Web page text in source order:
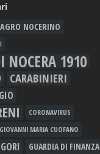
AGRO NOCERINO
NOCERA 1910
CARABINIERI
CORONAVIRUS
GIOVANNI MARIA CUOFANO
GORI GUARDIA DI FINANZA